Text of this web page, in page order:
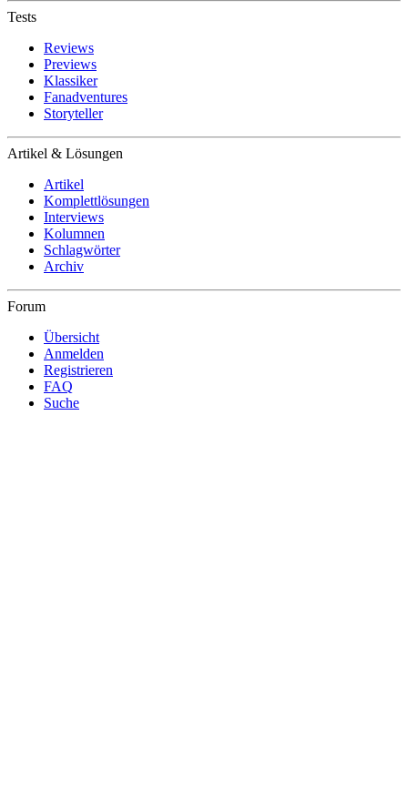
Tests
Reviews
Previews
Klassiker
Fanadventures
Storyteller
Artikel & Lösungen
Artikel
Komplettlösungen
Interviews
Kolumnen
Schlagwörter
Archiv
Forum
Übersicht
Anmelden
Registrieren
FAQ
Suche